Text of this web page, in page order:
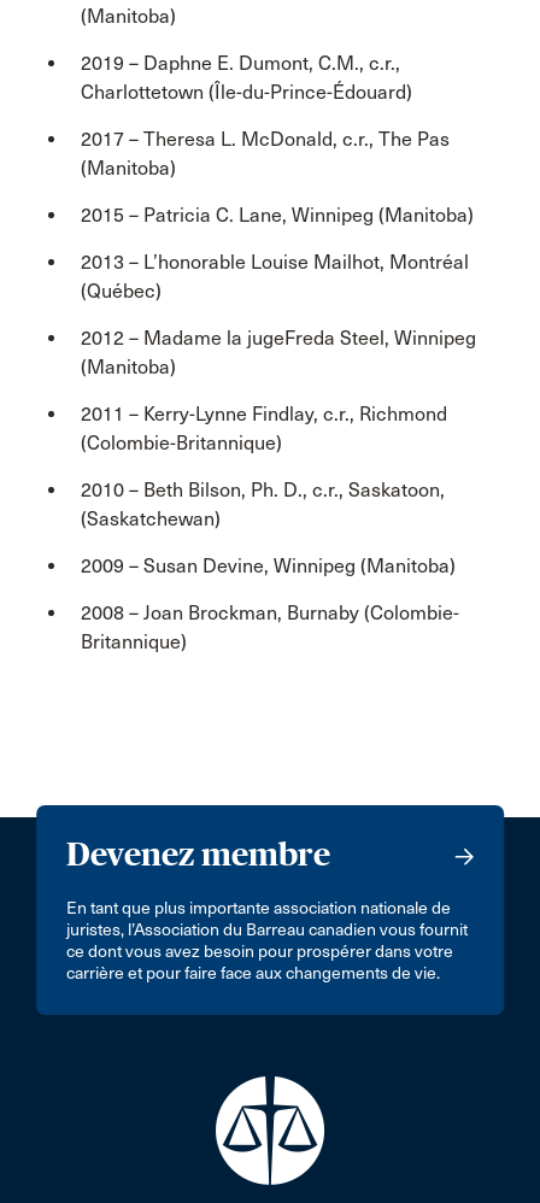
(Manitoba)
2019 – Daphne E. Dumont, C.M., c.r.,
Charlottetown (Île-du-Prince-Édouard)
2017 – Theresa L. McDonald, c.r., The Pas
(Manitoba)
2015 – Patricia C. Lane, Winnipeg (Manitoba)
2013 – L’honorable Louise Mailhot, Montréal
(Québec)
2012 – Madame la jugeFreda Steel, Winnipeg
(Manitoba)
2011 – Kerry-Lynne Findlay, c.r., Richmond
(Colombie-Britannique)
2010 – Beth Bilson, Ph. D., c.r., Saskatoon,
(Saskatchewan)
2009 – Susan Devine, Winnipeg (Manitoba)
2008 – Joan Brockman, Burnaby (Colombie-
Britannique)
Devenez membre
En tant que plus importante association nationale de
juristes, l’Association du Barreau canadien vous fournit
ce dont vous avez besoin pour prospérer dans votre
carrière et pour faire face aux changements de vie.